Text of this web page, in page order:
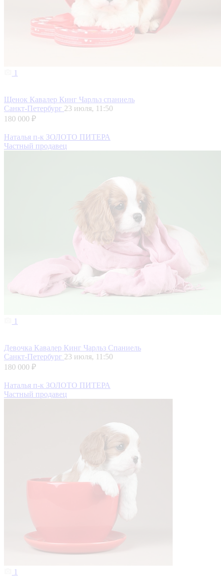
1
Щенок Кавалер Кинг Чарльз спаниель
Санкт-Петербург 23 июля, 11:50
180 000 ₽
Наталья п-к ЗОЛОТО ПИТЕРА
Частный продавец
1
Девочка Кавалер Кинг Чарльз Спаниель
Санкт-Петербург 23 июля, 11:50
180 000 ₽
Наталья п-к ЗОЛОТО ПИТЕРА
Частный продавец
1